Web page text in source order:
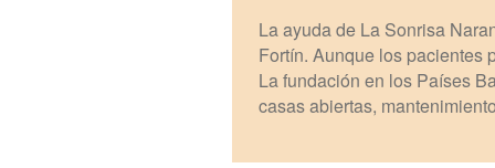
La ayuda de La Sonrisa
Fortín. Aunque los pacientes
La fundación en los Países
casas abiertas,